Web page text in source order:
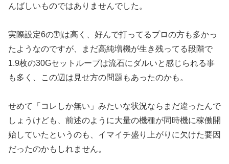
んばしいものではありませんでした。
実際設定6の割は高く、好んで打ってるプロの方も多かっ
たようなのですが、まだ高純増機が生き残ってる段階で
1.9枚の30Gセットループは流石にダルいと感じられる事
も多く、この辺は見せ方の問題もあったのかも。
せめて「コレしか無い」みたいな状況ならまだ違ったんで
しょうけども
、前述のように大量の機種が同時機に稼働開
始していたというのも、イマイチ盛り上がりに欠けた要因
だったのかもしれません。